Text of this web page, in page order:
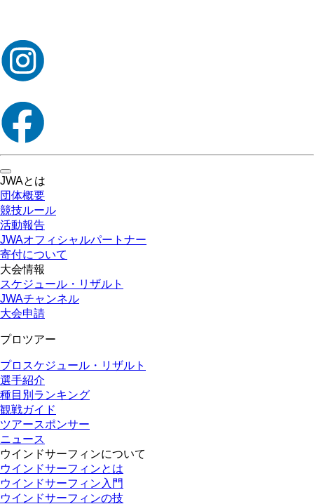
toggle
navigation
JWAとは
団体概要
競技ルール
活動報告
JWAオフィシャルパートナー
寄付について
大会情報
スケジュール・リザルト
JWAチャンネル
大会申請
プロツアー
プロスケジュール・リザルト
選手紹介
種目別ランキング
観戦ガイド
ツアースポンサー
ニュース
ウインドサーフィンについて
ウインドサーフィンとは
ウインドサーフィン入門
ウインドサーフィンの技